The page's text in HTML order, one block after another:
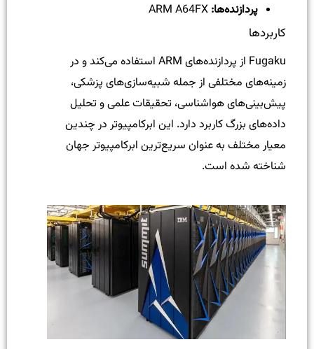
پردازنده‌ها:
کاربردها
Fugaku از پردازنده‌های ARM استفاده می‌کند و در
زمینه‌های مختلفی از جمله شبیه‌سازی‌های پزشکی،
پیش‌بینی‌های هواشناسی، تحقیقات علمی و تحلیل
داده‌های بزرگ کاربرد دارد. این ابرکامپیوتر در چندین
معیار مختلف به عنوان سریع‌ترین ابرکامپیوتر جهان
شناخته شده است.